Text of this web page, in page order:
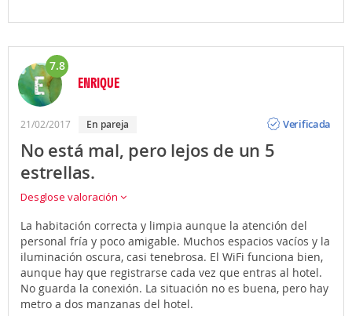
7.8
ENRIQUE
21/02/2017 en pareja
Verificada
No está mal, pero lejos de un 5
estrellas.
Desglose valoración
La habitación correcta y limpia aunque la atención del
personal fría y poco amigable. Muchos espacios vacíos y la
iluminación oscura, casi tenebrosa. El WiFi funciona bien,
aunque hay que registrarse cada vez que entras al hotel.
No guarda la conexión. La situación no es buena, pero hay
metro a dos manzanas del hotel.